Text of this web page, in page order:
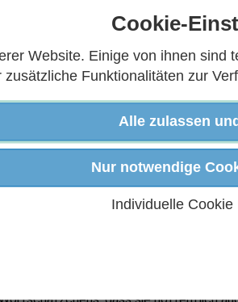
Cookie-
Website. Einige von ihnen
Funktionalitäten zur
Alle zulassen
Nur notwendige
Individuelle Cookie
der zwischen zwei
Feiertag und dem
aber nur einen Urlaubstag
oder Donnerstag fällt, wird der
Freitag nach Fronleichnam, da die
zu machen. Da Brückentage,
sind an Brückentagen
integriert sind.